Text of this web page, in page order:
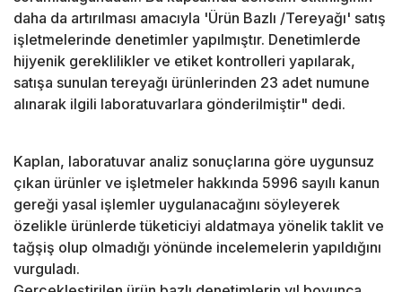
daha da artırılması amacıyla 'Ürün Bazlı /Tereyağı' satış
işletmelerinde denetimler yapılmıştır. Denetimlerde
hijyenik gereklilikler ve etiket kontrolleri yapılarak,
satışa sunulan tereyağı ürünlerinden 23 adet numune
alınarak ilgili laboratuvarlara gönderilmiştir" dedi.
Kaplan, laboratuvar analiz sonuçlarına göre uygunsuz
çıkan ürünler ve işletmeler hakkında 5996 sayılı kanun
gereği yasal işlemler uygulanacağını söyleyerek
özelikle ürünlerde tüketiciyi aldatmaya yönelik taklit ve
tağşiş olup olmadığı yönünde incelemelerin yapıldığını
vurguladı.